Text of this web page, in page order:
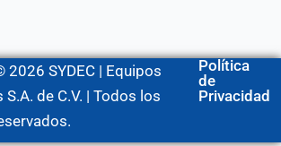
2026 SYDEC | Equipos
de C.V. | Todos los
Política
de
Privacidad